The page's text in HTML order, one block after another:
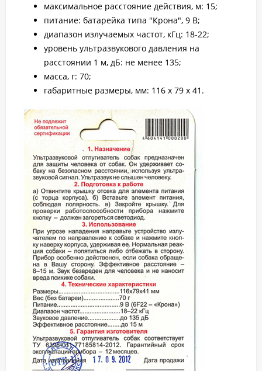
максимальное расстояние действия, м: 15;
питание: батарейка типа "Крона", 9 В;
диапазон излучаемых частот, кГц: 18-22;
уровень ультразвукового давления на
расстоянии 1 м, дБ: не менее 135;
масса, г: 70;
габаритные размеры, мм: 116 x 79 x 41.